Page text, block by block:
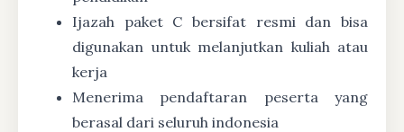
Ijazah paket C bersifat resmi dan bisa
digunakan untuk melanjutkan kuliah atau
kerja
Menerima pendaftaran peserta yang
berasal dari seluruh indonesia